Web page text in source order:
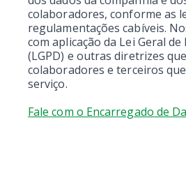
Canal de denúncia
Saúde e segurança
Dúvidas frequentes
colaboradores, conforme as
regulamentações cabíveis.
com aplicação da Lei Geral
(LGPD) e outras diretrizes
colaboradores e terceiros
serviço.
Fale com o Encarregado de